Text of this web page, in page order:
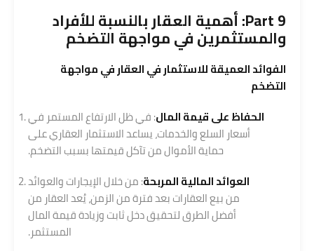
Part 9: أهمية العقار بالنسبة للأفراد
والمستثمرين في مواجهة التضخم
الفوائد العميقة للاستثمار في العقار في مواجهة
التضخم
الحفاظ على قيمة المال: في ظل الارتفاع المستمر في
أسعار السلع والخدمات، يساعد الاستثمار العقاري على
حماية الأموال من تآكل قيمتها بسبب التضخم.
العوائد المالية المربحة: من خلال الإيجارات والعوائد
من بيع العقارات بعد فترة من الزمن، يُعد العقار من
أفضل الطرق لتحقيق دخل ثابت وزيادة قيمة المال
المستثمر.